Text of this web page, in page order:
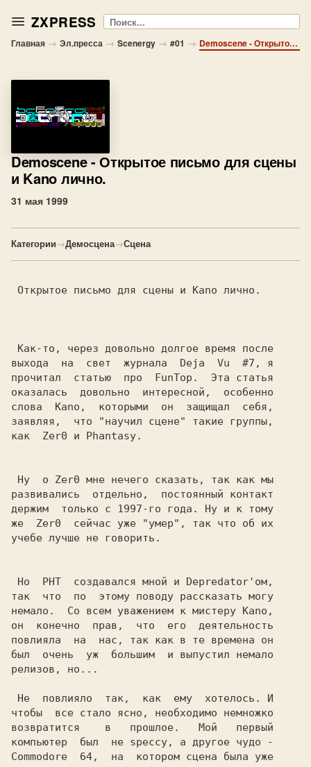
ZXPRESS Поиск
Главная → Эл.пресса → Scenergy → #01 → Demoscene - Открытое письмо для сцены и Kano лично.
Demoscene- Открытое письмо для сцены
и Kano лично.
31 мая 1999
Категории→Демосцена→Сцена
выхода  на  свет  журнала  Deja  Vu  #7, я
прочитал  статью  про  FunTop.  Эта статья
оказалась  довольно  интересной,  особенно
слова  Kano,  которыми  он  защищал  себя,
заявляя,  что "научил сцене" такие группы,
как  Zer0 и Phantasy.
развивались  отдельно,  постоянный контакт
держим  только с 1997-го года. Ну и к тому
же  Zer0  сейчас уже "умер", так что об их
учебе лучше не говорить.
так  что  по  этому поводу рассказать могу
немало.  Со всем уважением к мистеру Kano,
он  конечно  прав,  что  его  деятельность
повлияла  на  нас, так как в те времена он
был  очень  уж  большим  и выпустил немало
релизов, но...
чтобы  все стало ясно, необходимо немножко
возвратится    в   прошлое.   Мой   первый
компьютер  был  не speccy, а другое чудо -
Commodore  64,  на  котором сцена была уже